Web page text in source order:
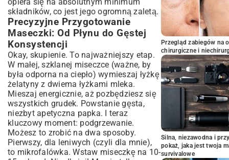
składników, co jest jego ogromną zaletą.
Precyzyjne Przygotowanie
Maseczki: Od Płynu do Gęstej
Konsystencji
Okay, skupienie. To najważniejszy etap.
W małej, szklanej miseczce (ważne, by
była odporna na ciepło) wymieszaj łyżkę
żelatyny z dwiema łyżkami mleka.
Mieszaj energicznie, aż pozbędziesz się
wszystkich grudek. Powstanie gęsta,
niezbyt apetyczna papka. I teraz
kluczowy moment: podgrzewanie.
Możesz to zrobić na dwa sposoby.
Pierwszy, dla leniwych (czyli dla mnie),
to mikrofalówka. Wstaw miseczkę na 10-
Przegląd zabiegów na
chirurgiczne i
Silna, niezawodna i
pokaż, jaka jest twoja
survivalowe